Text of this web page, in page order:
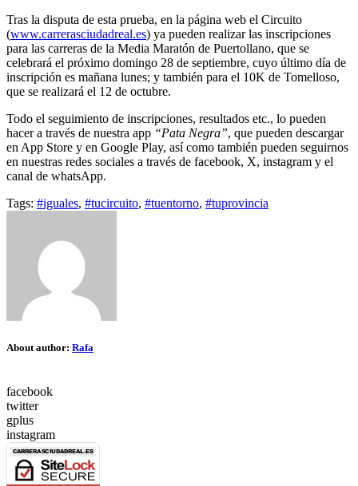
Tras la disputa de esta prueba, en la página web el Circuito
(www.carrerasciudadreal.es) ya pueden realizar las inscripciones
para las carreras de la Media Maratón de Puertollano, que se
celebrará el próximo domingo 28 de septiembre, cuyo último día de
inscripción es mañana lunes; y también para el 10K de Tomelloso,
que se realizará el 12 de octubre.
Todo el seguimiento de inscripciones, resultados etc., lo pueden
hacer a través de nuestra app “Pata Negra”, que pueden descargar
en App Store y en Google Play, así como también pueden seguirnos
en nuestras redes sociales a través de facebook, X, instagram y el
canal de whatsApp.
Tags: #iguales, #tucircuito, #tuentorno, #tuprovincia
About author: Rafa
facebook
twitter
gplus
instagram